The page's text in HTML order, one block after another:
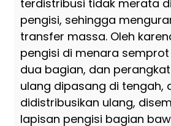
terdistribusi tidak merata
pengisi, sehingga
transfer massa. Oleh
pengisi di menara
dua bagian, dan
ulang dipasang di tengah,
didistribusikan ulang,
lapisan pengisi bagian